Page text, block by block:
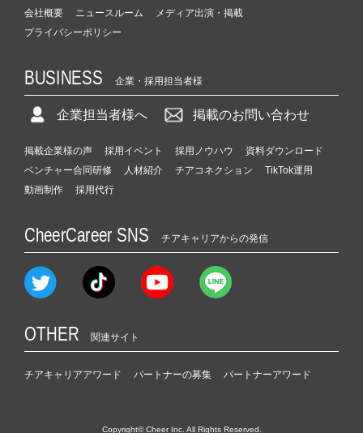
会社概要 ニュースルーム
メディア出演・掲載
プライバシーポリシー
BUSINESS 企業・採用担当者様
企業担当者様へ 掲載のお問い合わせ
掲載企業様の声 採用イベント 採用ノウハウ
資料ダウンロード
ベンチャー合同研修
人材紹介 チアコネクション
TikTok運用
動画制作
採用代行
CheerCareer SNS チアキャリアからの発信
OTHER 関連サイト
チアキャリアアワード パートナーの募集 パートナーアワード
Copyright© Cheer Inc. All Rights Reserved.